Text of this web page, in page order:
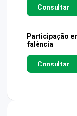
Consultar
Participação
falência
Consultar